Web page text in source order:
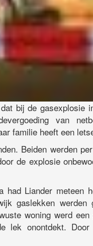
bij de gasexplosie
van
familie heeft een
Beiden werden
de explosie
had Liander
gaslekken
woning werd
lek onontdekt.